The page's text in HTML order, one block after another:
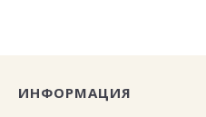
ИНФОРМАЦИЯ